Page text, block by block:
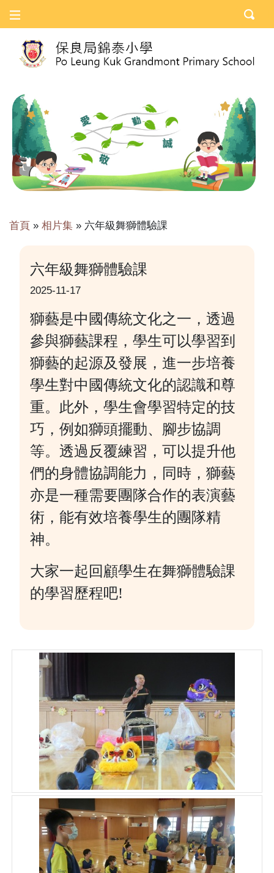
首頁 » 相片集 » 六年級舞獅體驗課
六年級舞獅體驗課
2025-11-17
獅藝是中國傳統文化之一，透過
參與獅藝課程，學生可以學習到
獅藝的起源及發展，進一步培養
學生對中國傳統文化的認識和尊
重。此外，學生會學習特定的技
巧，例如獅頭擺動、腳步協調
等。透過反覆練習，可以提升他
們的身體協調能力，同時，獅藝
亦是一種需要團隊合作的表演藝
術，能有效培養學生的團隊精
神。
大家一起回顧學生在舞獅體驗課
的學習歷程吧!